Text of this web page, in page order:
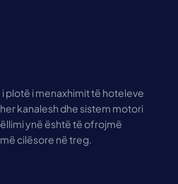
plotë i menaxhimit të hoteleve
kanalesh dhe sistem motori
ynë është të ofrojmë
cilësore në treg.